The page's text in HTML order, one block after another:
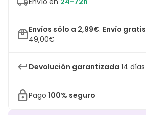
Envíos sólo a 2,99€. Envío gratis
49,00€
Devolución garantizada 14 días
Pago 100% seguro